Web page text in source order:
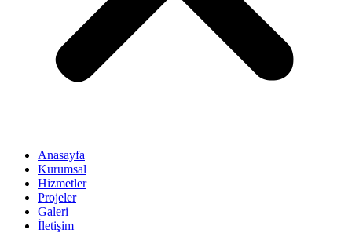
Anasayfa
Kurumsal
Hizmetler
Projeler
Galeri
İletişim